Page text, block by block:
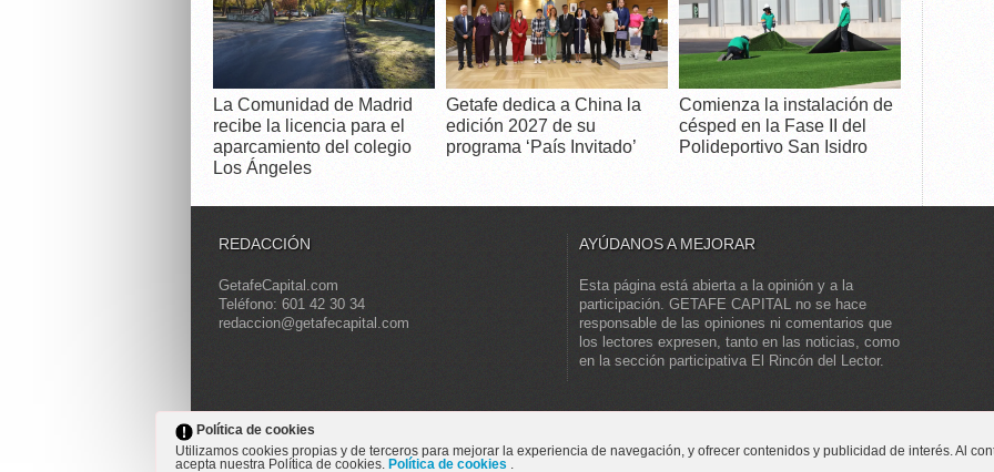
La Comunidad de Madrid
recibe la licencia para el
aparcamiento del colegio
Los Ángeles
Getafe dedica a China la
edición 2027 de su
programa ‘País Invitado’
Comienza la instalación de
césped en la Fase II del
Polideportivo San Isidro
REDACCIÓN
GetafeCapital.com
Teléfono: 601 42 30 34
redaccion@getafecapital.com
AYÚDANOS A MEJORAR
Esta página está abierta a la opinión y a la
participación. GETAFE CAPITAL no se hace
responsable de las opiniones ni comentarios que
los lectores expresen, tanto en las noticias, como
en la sección participativa El Rincón del Lector.
Grupo-Capital.com - Periódico digital - Información local de municipios del sur de Madrid
Copyright © 2013 Getafe Capital. Powered byGrodmar Project
Política de cookies
Utilizamos cookies propias y de terceros para mejorar la experiencia de navegación, y ofrecer contenidos y publicidad de interés. Al
acepta nuestra Política de cookies. Política de cookies .